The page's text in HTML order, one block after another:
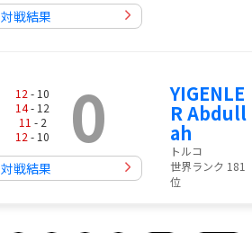
対戦結果
12 - 10
14- 12
11 - 2
12 - 10 0
対戦結果
YIGENLE
R Abdull
ah
トルコ
世界ランク 181
位